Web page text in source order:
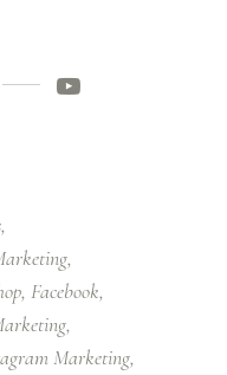
Facebook
Marketing